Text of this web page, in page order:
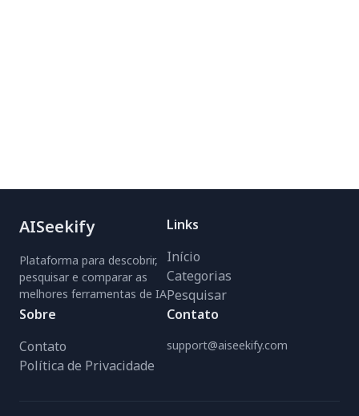
AISeekify
Plataforma para descobrir,
pesquisar e comparar as
melhores ferramentas de IA
Links
Início
Categorias
Pesquisar
Sobre
Contato
Política de Privacidade
Contato
support@aiseekify.com